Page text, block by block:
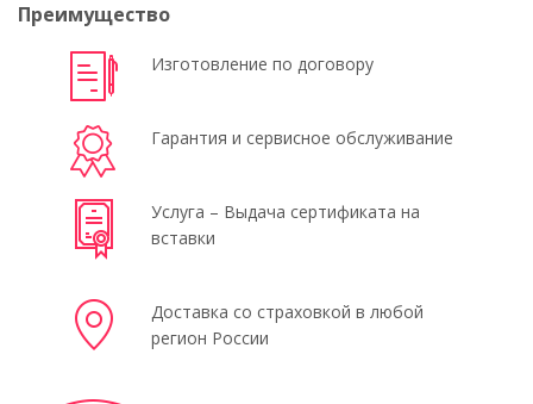
Преимущество
Изготовление по договору
Гарантия и сервисное обслуживание
Услуга – Выдача сертификата на
вставки
Доставка со страховкой в любой
регион России